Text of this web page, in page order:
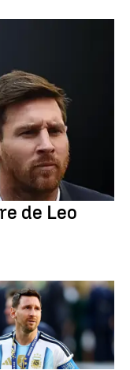
de Leo